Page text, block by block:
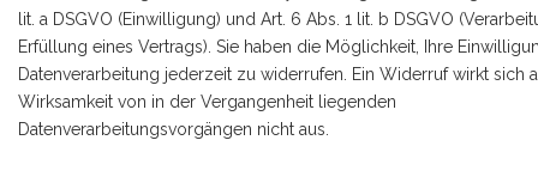
lit. a DSGVO (Einwilligung) und Art. 6 Abs. 1 lit. b DSGVO
Erfüllung eines Vertrags). Sie haben die Möglichkeit, Ihre
Datenverarbeitung jederzeit zu widerrufen. Ein Widerruf wirkt sich
Wirksamkeit von in der Vergangenheit liegenden
Datenverarbeitungsvorgängen nicht aus.